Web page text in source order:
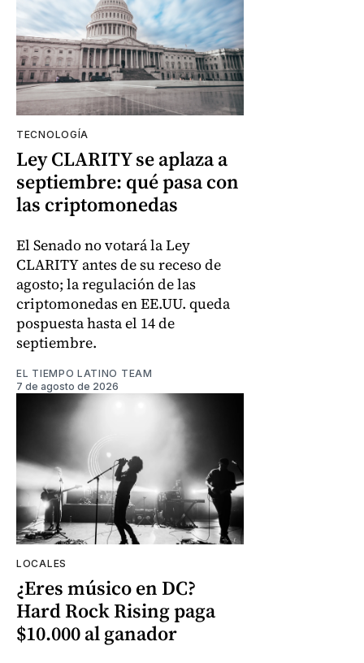
TECNOLOGÍA
Ley CLARITY se aplaza a
septiembre: qué pasa con
las criptomonedas
El Senado no votará la Ley
CLARITY antes de su receso de
agosto; la regulación de las
criptomonedas en EE.UU. queda
pospuesta hasta el 14 de
septiembre.
EL TIEMPO LATINO TEAM
7 de agosto de 2026
LOCALES
¿Eres músico en DC?
Hard Rock Rising paga
$10.000 al ganador